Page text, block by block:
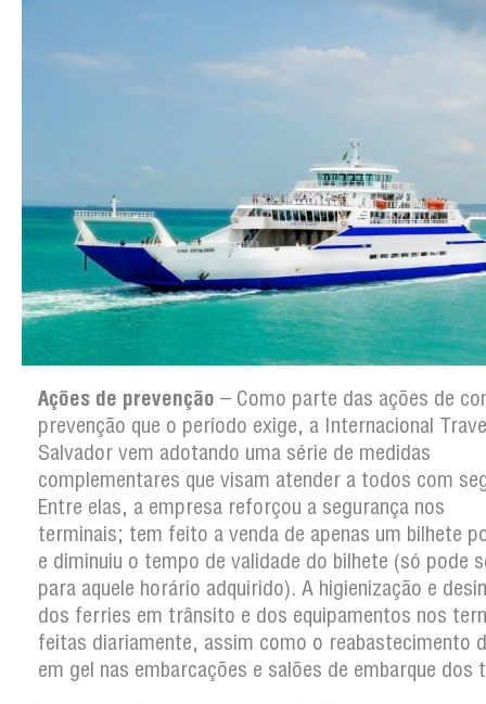
Ações de prevenção – Como parte das ações de
prevenção que o período exige, a Internacional
Salvador vem adotando uma série de medidas
complementares que visam atender a todos com
Entre elas, a empresa reforçou a segurança nos
terminais; tem feito a venda de apenas um bilhete
e diminuiu o tempo de validade do bilhete (só pode
para aquele horário adquirido). A higienização e
dos ferries em trânsito e dos equipamentos nos
feitas diariamente, assim como o reabastecimento
em gel nas embarcações e salões de embarque dos